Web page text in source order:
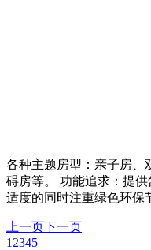
各种主题房型：亲子房、
碍房等。 功能追求：提
适度的同时注重绿色环保
上一页下一页
1 2345